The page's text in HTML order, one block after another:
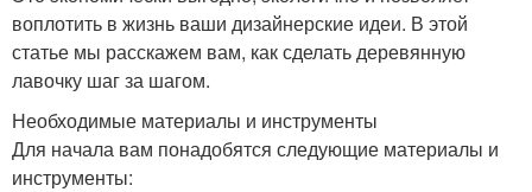
воплотить в жизнь ваши дизайнерские идеи. В этой
статье мы расскажем вам, как сделать деревянную
лавочку шаг за шагом.
Необходимые материалы и инструменты
Для начала вам понадобятся следующие материалы и
инструменты: